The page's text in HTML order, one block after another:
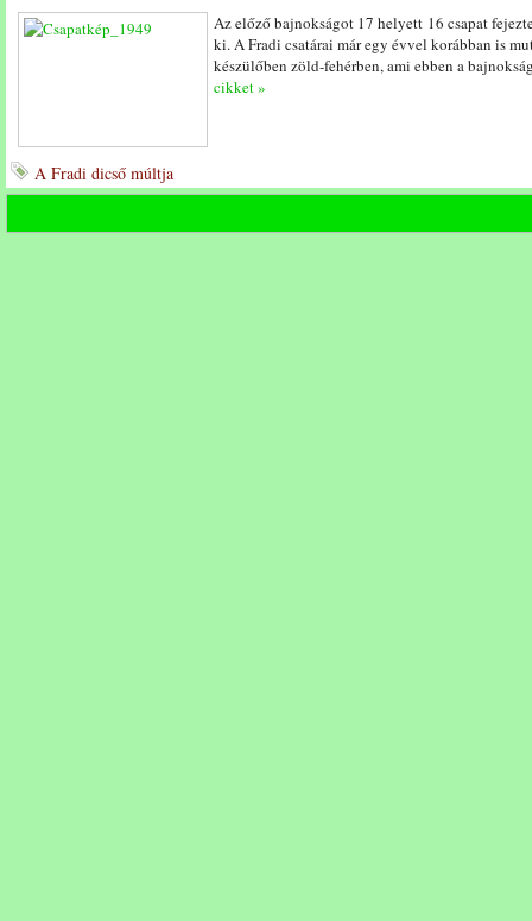
Az előző bajnokságot 17 helyett 16 csapat
ki. A Fradi csatárai már egy évvel korábban is
készülőben zöld-fehérben, ami ebben a
cikket »
A Fradi dicső múltja